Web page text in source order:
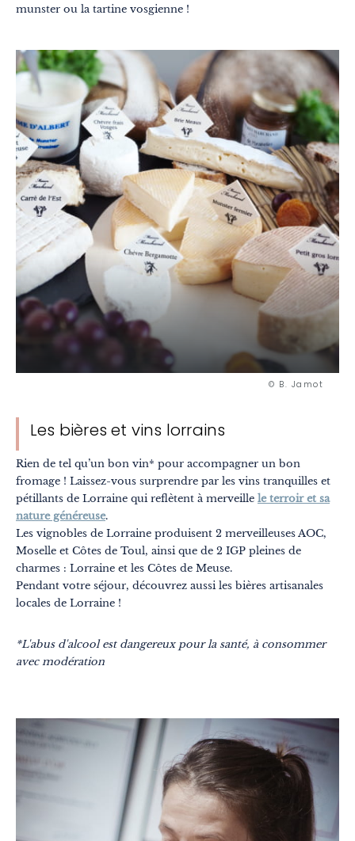
munster ou la tartine vosgienne !
© B. Jamot
Les bières et vins lorrains
Rien de tel qu’un bon vin* pour accompagner un bon
fromage ! Laissez-vous surprendre par les vins tranquilles et
pétillants de Lorraine qui reflètent à merveille le terroir et sa
nature généreuse.
Les vignobles de Lorraine produisent 2 merveilleuses AOC,
Moselle et Côtes de Toul, ainsi que de 2 IGP pleines de
charmes : Lorraine et les Côtes de Meuse.
Pendant votre séjour, découvrez aussi les bières artisanales
locales de Lorraine !
*L'abus d'alcool est dangereux pour la santé, à consommer
avec modération